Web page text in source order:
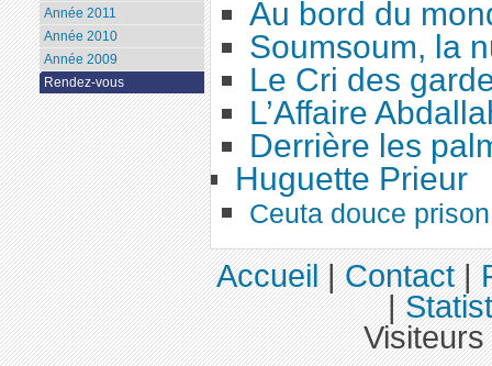
Au bord du
Soumsoum, la
Le Cri des
L’Affaire
Derrière les
Huguette Prieur
Ceuta douce prison
Année 2011
Année 2010
Année 2009
Rendez-vous
Accueil|Contact|
|